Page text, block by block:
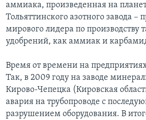
аммиака, произведенная на
Тольяттинского азотного завода –
мирового лидера по производству
удобрений, как аммиак и
Время от времени на
Так, в 2009 году на заводе
Кирово-Чепецка (Кировская
авария на трубопроводе с
разрушением оборудования. В